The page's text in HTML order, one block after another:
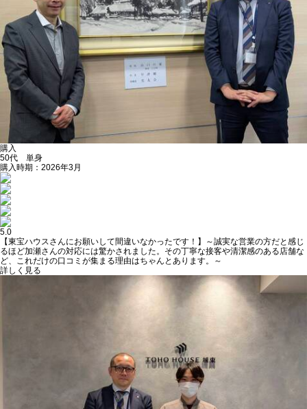
購入
50代 単身
購入時期：2026年3月
5.0
【東宝ハウスさんにお願いして間違いなかったです！】～誠実な営業の方だと感じ
るほど加瀬さんの対応には驚かされました。その丁寧な接客や清潔感のある店舗な
ど、これだけの口コミが集まる理由はちゃんとあります。～
詳しく見る